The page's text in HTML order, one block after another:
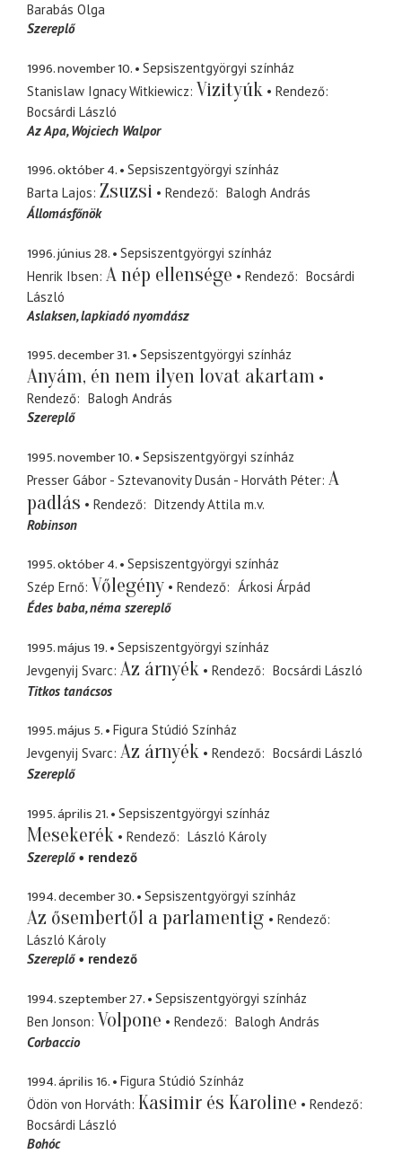
Barabás Olga
Szereplő
1996. november 10.
Sepsiszentgyörgyi színház
Stanislaw Ignacy Witkiewicz Vizityúk
Rendező
Bocsárdi László
Az Apa, Wojciech Walpor
1996. október 4.
Sepsiszentgyörgyi színház
Barta Lajos Zsuzsi Rendező
Balogh András
Állomásfőnök
1996. június 28.
Sepsiszentgyörgyi színház
Henrik Ibsen A nép ellensége Rendező
Bocsárdi
László
Aslaksen lapkiadó nyomdász
1995. december 31. Sepsiszentgyörgyi színház
Anyám, én nem ilyen lovat akartam
Rendező
Balogh András
Szereplő
1995. november 10.
Sepsiszentgyörgyi színház
Presser Gábor - Sztevanovity Dusán - Horváth Péter A
padlás
Rendező Ditzendy Attila m.v.
Robinson
1995. október 4.
Sepsiszentgyörgyi színház
Szép Ernő Vőlegény Rendező
Árkosi Árpád
Édes baba néma szereplő
1995. május 19.
Sepsiszentgyörgyi színház
Jevgenyij Svarc Az árnyék Rendező
Bocsárdi László
Titkos tanácsos
1995. május 5.
Figura Stúdió Színház
Jevgenyij Svarc Az árnyék Rendező
Bocsárdi László
Szereplő
1995. április 21. Sepsiszentgyörgyi színház
Mesekerék Rendező
László Károly
Szereplő
rendező
1994. december 30. Sepsiszentgyörgyi színház
Az ősembertől a parlamentig
Rendező
László Károly
Szereplő
rendező
1994. szeptember 27.
Sepsiszentgyörgyi színház
Ben Jonson Volpone Rendező
Balogh András
Corbaccio
1994. április 16.
Figura Stúdió Színház
Ödön von Horváth Kasimir és Karoline
Rendező
Bocsárdi László
Bohóc